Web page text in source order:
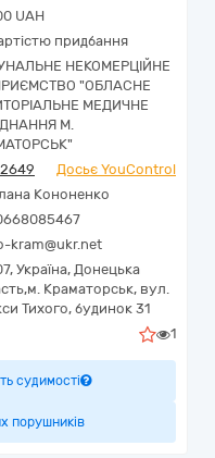
UAH
придбання
НЕКОМЕРЦІЙНЕ
"ОБЛАСНЕ
МЕДИЧНЕ
М.
Досьє YouControl
Кононенко
kram@ukr.net
Україна, Донецька
м. Краматорськ, вул.
Тихого, будинок 31
1
судимості
порушників